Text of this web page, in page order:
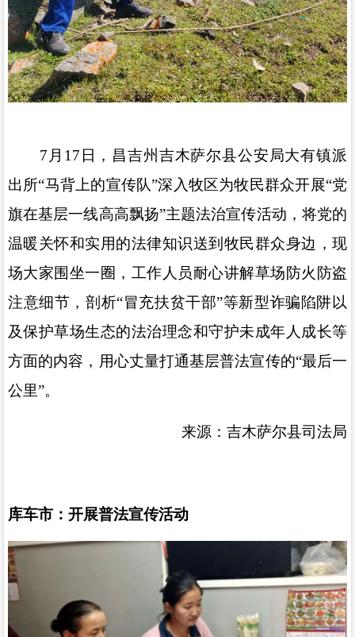
7 月 17 日，昌吉州吉木萨尔县公安局大有镇派
出所“马背上的宣传队”深入牧区为牧民群众开展“党
旗在基层一线高高飘扬”主题法治宣传活动，将党的
温暖关怀和实用的法律知识送到牧民群众身边，现
场大家围坐一圈，工作人员耐心讲解草场防火防盗
注意细节，剖析“冒充扶贫干部”等新型诈骗陷阱以
及保护草场生态的法治理念和守护未成年人成长等
方面的内容，用心丈量打通基层普法宣传的“最后一
公里”。
来源：吉木萨尔县司法局
库车市：开展普法宣传活动